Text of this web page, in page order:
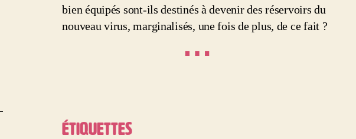
bien équipés sont-ils destinés à devenir des réservoirs du
nouveau virus, marginalisés, une fois de plus, de ce fait ?
⋯
Étiquettes